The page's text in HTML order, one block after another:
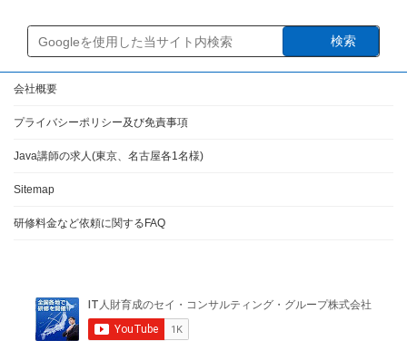
検索
会社概要
プライバシーポリシー及び免責事項
Java講師の求人(東京、名古屋各1名様)
Sitemap
研修料金など依頼に関するFAQ